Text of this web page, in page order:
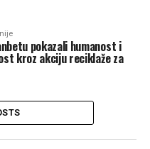
pokazali humanost i
kroz akciju reciklaže za